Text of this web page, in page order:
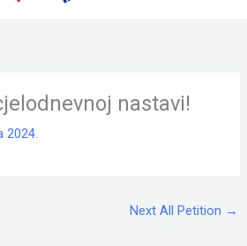
nastavi!
2024.
Next All Petition →